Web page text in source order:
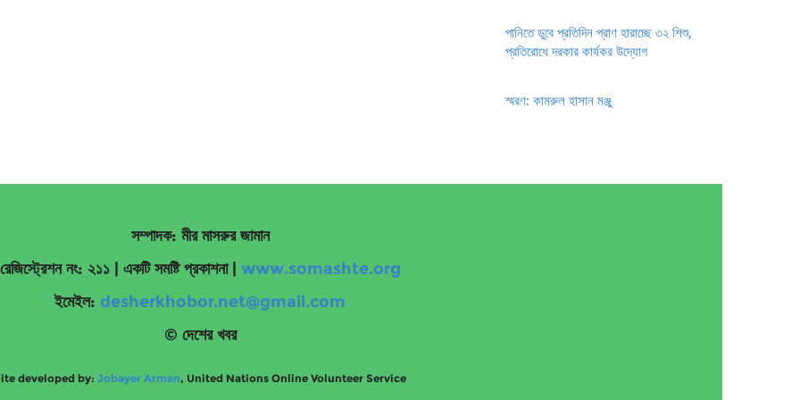
পানিতে ডুবে প্রতিদিন প্রাণ হারাচ্ছে ৩২ শিশু,
প্রতিরোধে দরকার কার্যকর উদ্যোগ
স্মরণ: কামরুল হাসান মঞ্জু
সম্পাদক: মীর মাসরুর জামান
রেজিস্ট্রেশন নং: ২১১ | একটি সমষ্টি প্রকাশনা www.somashte.org
ইমেইল: desherkhobor.net@gmail.com
© দেশের খবর
developed by: Jobayer Arman, United Nations Online Volunteer Service